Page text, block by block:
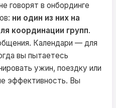
говорят в онбординге
ни один из них на
координации групп.
Календари — для
вы пытаетесь
ужин, поездку или
эффективность. Вы